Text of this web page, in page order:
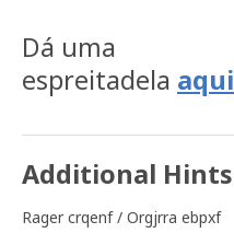
Dá uma
espreitadela aqui
Additional Hints
Rager crqenf / Orgjrra ebpxf